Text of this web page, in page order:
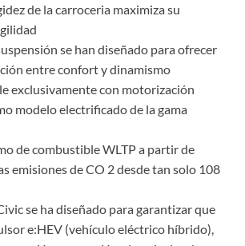
de la carroceria maximiza su
se han diseñado para ofrecer
entre confort y dinamismo
exclusivamente con motorización
modelo electrificado de la gama
de combustible WLTP a partir de
emisiones de CO 2 desde tan solo 108
se ha diseñado para garantizar que
e:HEV (vehículo eléctrico híbrido),